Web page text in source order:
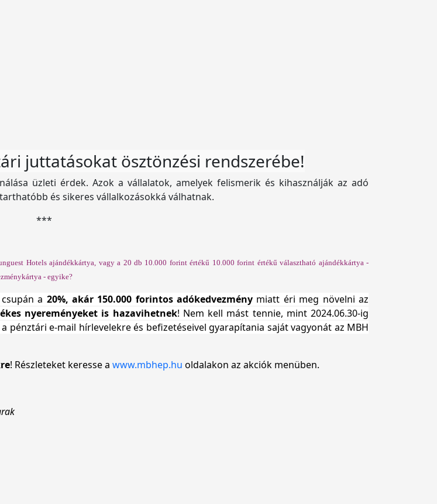
juttatásokat ösztönzési rendszerébe!
üzleti érdek. Azok a vállalatok, amelyek felismerik és kihasználják az adó
és sikeres vállalkozásokká válhatnak.
***
Hotels ajándékkártya, vagy a 20 db 10.000 forint értékű 10.000 forint értékű választható ajándékkártya -
- egyike?
a 20%, akár 150.000 forintos adókedvezmény miatt éri meg növelni az
nyereményeket is hazavihetnek! Nem kell mást tennie, mint 2024.06.30-ig
e-mail hírlevelekre és befizetéseivel gyarapítania saját vagyonát az MBH
! Részleteket keresse a www.mbhep.hu oldalakon az akciók menüben.